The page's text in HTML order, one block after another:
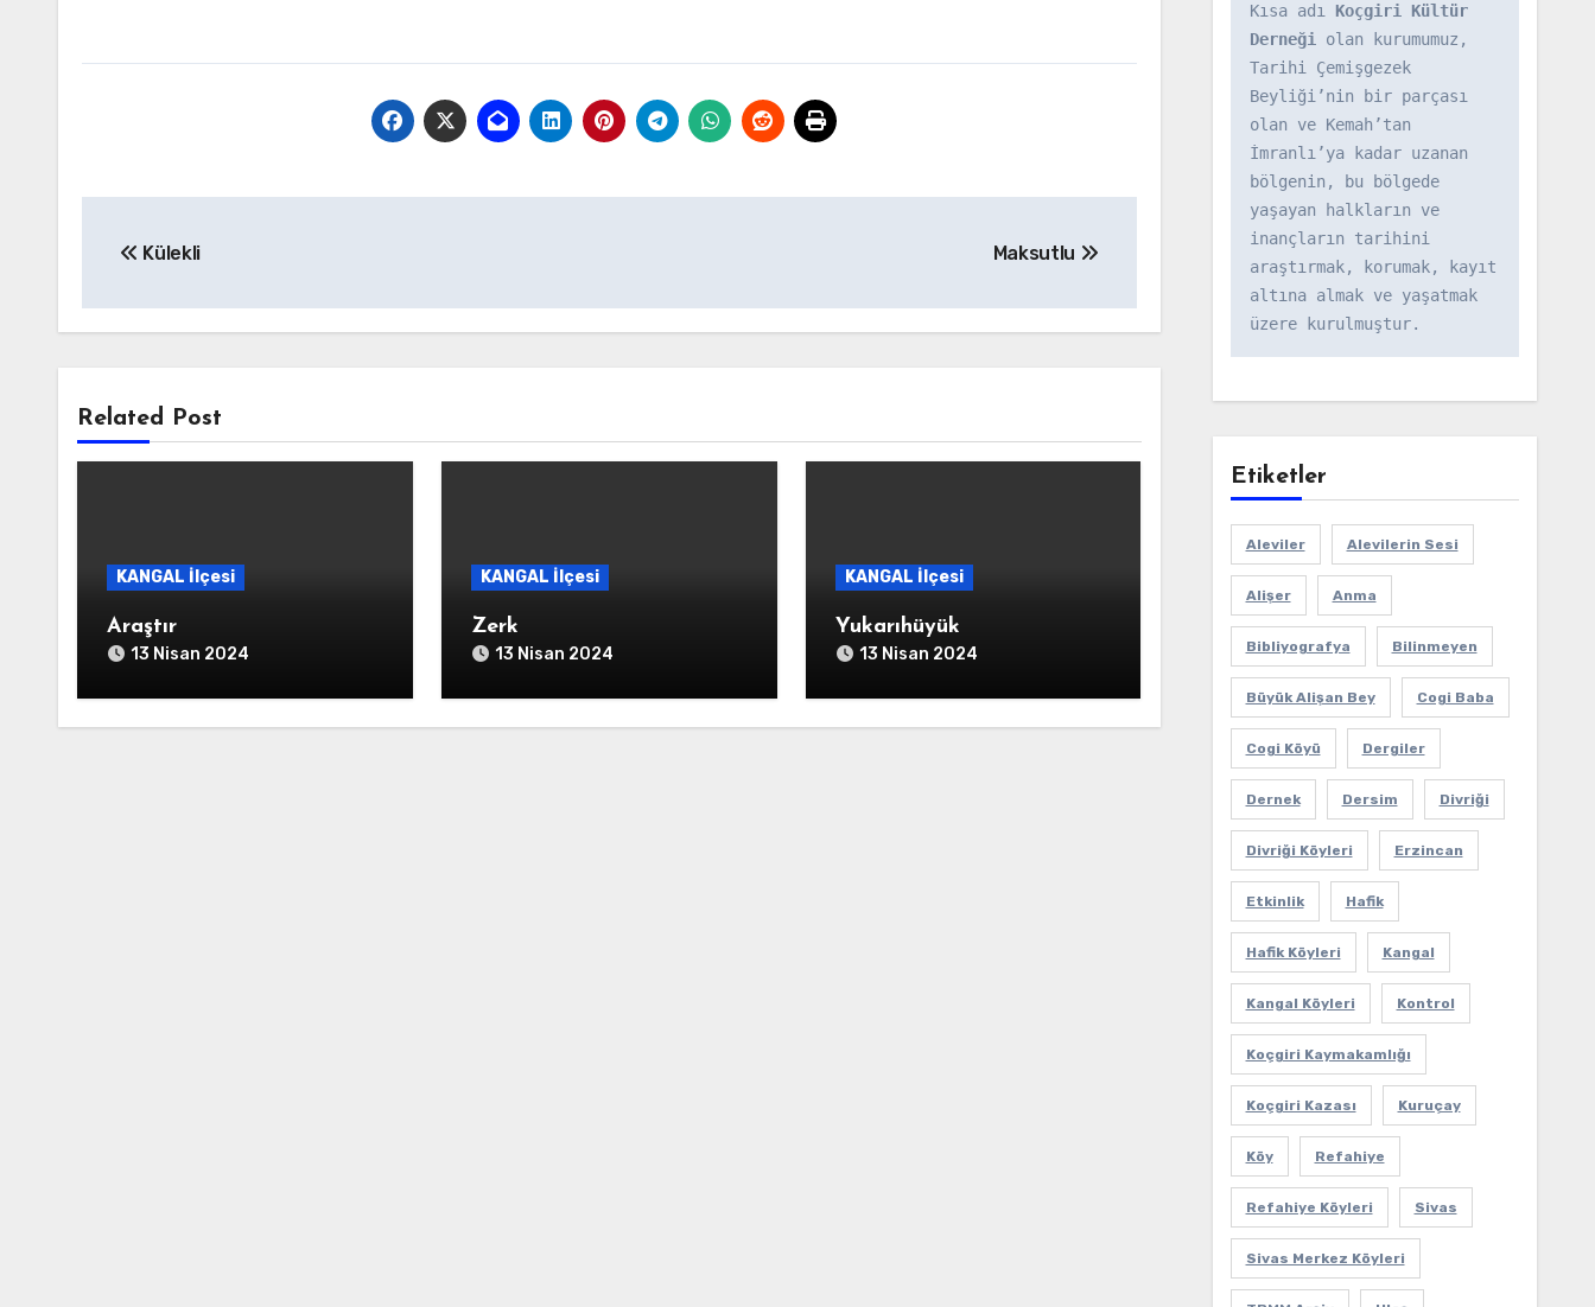
gezinmesi
Külekli Maksutlu
Related Post
KANGAL İlçesi
Araştır
13 Nisan 2024
KANGAL İlçesi
Zerk
13 Nisan 2024
KANGAL İlçesi
Yukarıhüyük
13 Nisan 2024
Kısa adı Koçgiri Kültür
Derneği olan kurumumuz,
Tarihi Çemişgezek
Beyliği’nin bir parçası
olan ve Kemah’tan
İmranlı’ya kadar uzanan
bölgenin, bu bölgede
yaşayan halkların ve
inançların tarihini
araştırmak, korumak, kayıt
altına almak ve yaşatmak
üzere kurulmuştur.
Etiketler
Aleviler Alevilerin Sesi
Alişer Anma
Bibliyografya Bilinmeyen
Büyük Alişan Bey Cogi Baba
Cogi Köyü Dergiler
Dernek Dersim Divriği
Divriği Köyleri Erzincan
Etkinlik Hafik
Hafik Köyleri Kangal
Kangal Köyleri Kontrol
Koçgiri Kaymakamlığı
Koçgiri Kazası Kuruçay
Köy Refahiye
Refahiye Köyleri Sivas
Sivas Merkez Köyleri